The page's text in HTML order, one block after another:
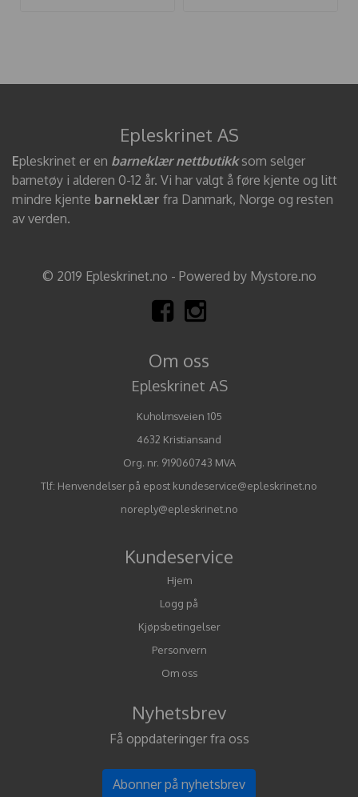
Epleskrinet AS
Epleskrinet er en barneklær nettbutikksom selger
barnetøy i alderen 0-12 år. Vi har valgt å føre kjente og litt
mindre kjente barneklær fra Danmark, Norge og resten
av verden.
© 2019 Epleskrinet.no - Powered by Mystore.no
Om oss
Epleskrinet AS
Kuholmsveien 105
4632 Kristiansand
Org. nr. 919060743 MVA
Tlf: Henvendelser på epost kundeservice@epleskrinet.no
noreply@epleskrinet.no
Kundeservice
Hjem
Logg på
Kjøpsbetingelser
Personvern
Om oss
Nyhetsbrev
Få oppdateringer fra oss
Abonner på nyhetsbrev